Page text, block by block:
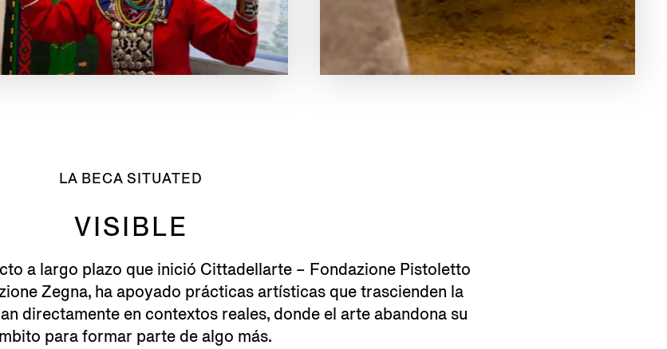
LA BECA SITUATED
VISIBLE
a largo plazo que inició Cittadellarte – Fondazione Pistoletto
Zegna, ha apoyado prácticas artísticas que trascienden la
directamente en contextos reales, donde el arte abandona su
para formar parte de algo más.